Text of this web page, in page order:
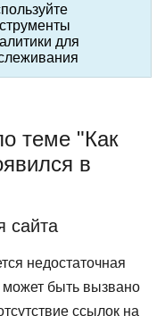
для
теме "Как
в
сайта
недостаточная
быть вызвано
ссылок на